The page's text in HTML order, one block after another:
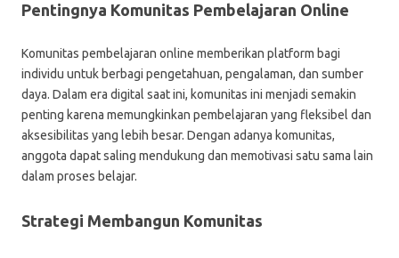
Pentingnya Komunitas Pembelajaran Online
Komunitas pembelajaran online memberikan platform bagi
individu untuk berbagi pengetahuan, pengalaman, dan sumber
daya. Dalam era digital saat ini, komunitas ini menjadi semakin
penting karena memungkinkan pembelajaran yang fleksibel dan
aksesibilitas yang lebih besar. Dengan adanya komunitas,
anggota dapat saling mendukung dan memotivasi satu sama lain
dalam proses belajar.
Strategi Membangun Komunitas